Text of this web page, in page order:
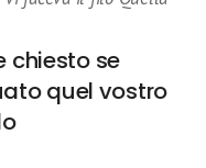
chiesto se
quel vostro